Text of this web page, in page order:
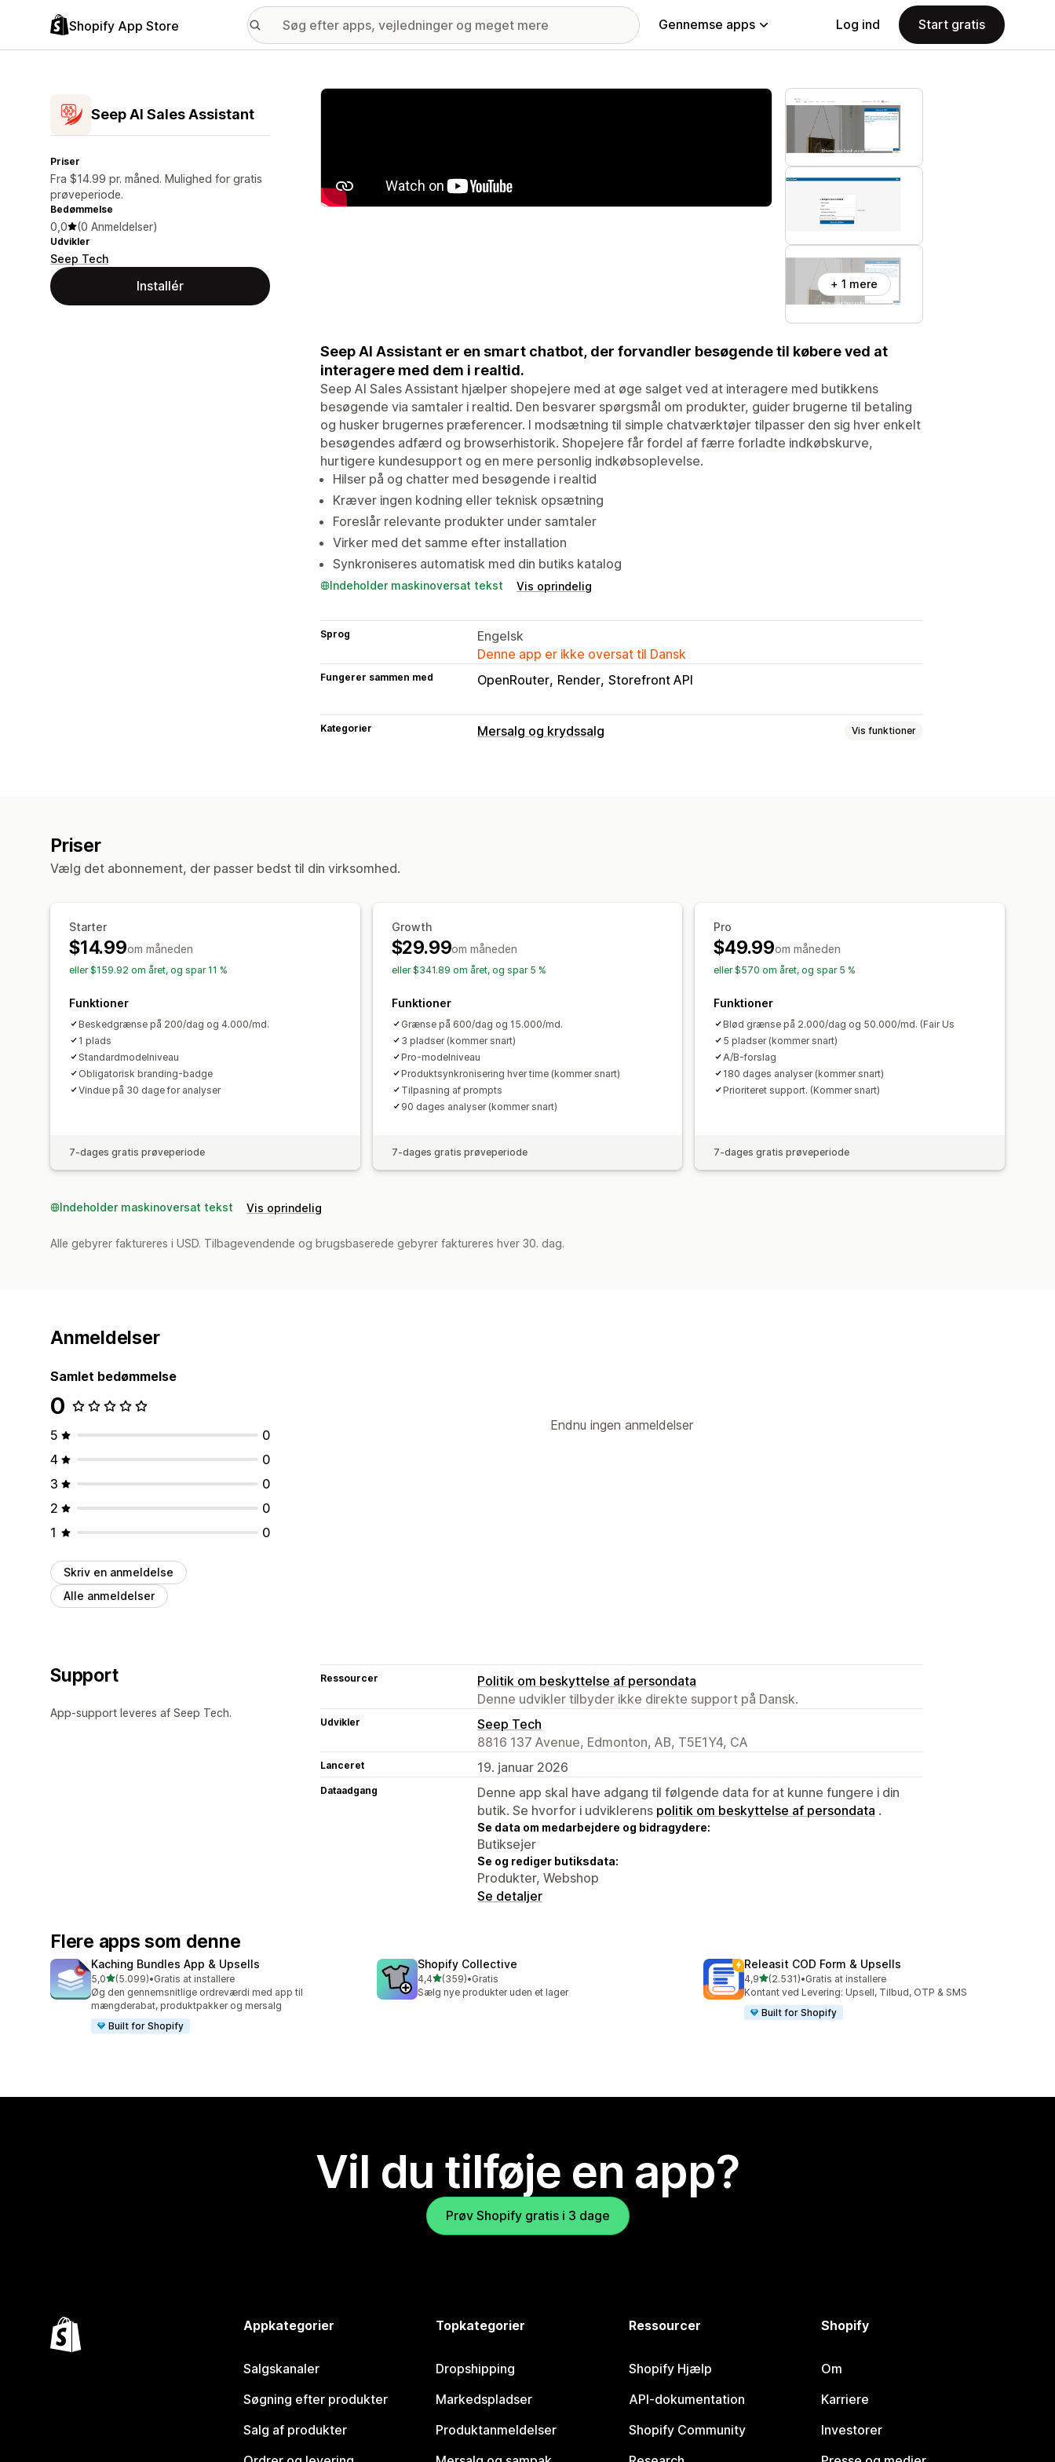
Shopify App Store Gennemse apps Log ind Start gratis
Seep AI Sales Assistant
Priser
Fra $14.99 pr. måned. Mulighed for gratis
prøveperiode.
Bedømmelse
0,0 (0 Anmeldelser)
Udvikler
Seep Tech
Installér
Galleri med udvalgte billeder
+ 1 mere
Seep AI Assistant er en smart chatbot, der forvandler besøgende til købere ved at
interagere med dem i realtid.
Seep AI Sales Assistant hjælper shopejere med at øge salget ved at interagere med butikkens
besøgende via samtaler i realtid. Den besvarer spørgsmål om produkter, guider brugerne til betaling
og husker brugernes præferencer. I modsætning til simple chatværktøjer tilpasser den sig hver enkelt
besøgendes adfærd og browserhistorik. Shopejere får fordel af færre forladte indkøbskurve,
hurtigere kundesupport og en mere personlig indkøbsoplevelse.
Hilser på og chatter med besøgende i realtid
Kræver ingen kodning eller teknisk opsætning
Foreslår relevante produkter under samtaler
Virker med det samme efter installation
Synkroniseres automatisk med din butiks katalog
Indeholder maskinoversat tekst Vis oprindelig
Sprog
Engelsk
Denne app er ikke oversat til Dansk
Fungerer sammen med OpenRouter Render Storefront API
Kategorier Mersalg og krydssalg Vis funktioner
Priser
Vælg det abonnement, der passer bedst til din virksomhed.
Starter
$14.99om måneden
eller $159.92 om året, og spar 11 %
Funktioner
Beskedgrænse på 200/dag og 4.000/md.
1 plads
Standardmodelniveau
Obligatorisk branding-badge
Vindue på 30 dage for analyser
7-dages gratis prøveperiode
Growth
$29.99om måneden
eller $341.89 om året, og spar 5 %
Funktioner
Grænse på 600/dag og 15.000/md.
3 pladser (kommer snart)
Pro-modelniveau
Produktsynkronisering hver time (kommer snart)
Tilpasning af prompts
90 dages analyser (kommer snart)
7-dages gratis prøveperiode
Pro
$49.99om måneden
eller $570 om året, og spar 5 %
Funktioner
Blød grænse på 2.000/dag og 50.000/md. (Fair Us
5 pladser (kommer snart)
A/B-forslag
180 dages analyser (kommer snart)
Prioriteret support. (Kommer snart)
7-dages gratis prøveperiode
Indeholder maskinoversat tekst Vis oprindelig
Alle gebyrer faktureres i USD. Tilbagevendende og brugsbaserede gebyrer faktureres hver 30. dag.
Anmeldelser
Samlet bedømmelse
0
5
0
4
0
3
0
2
0
1
0
Skriv en anmeldelse
Alle anmeldelser
Endnu ingen anmeldelser
Support
App-support leveres af Seep Tech.
Ressourcer
Politik om beskyttelse af persondata
Denne udvikler tilbyder ikke direkte support på Dansk.
Udvikler
Seep Tech
8816 137 Avenue, Edmonton, AB, T5E1Y4, CA
Lanceret 19. januar 2026
Dataadgang
Denne app skal have adgang til følgende data for at kunne fungere i din
butik. Se hvorfor i udviklerens politik om beskyttelse af persondata .
Se data om medarbejdere og bidragydere:
Butiksejer
Se og rediger butiksdata:
Produkter, Webshop
Se detaljer
Flere apps som denne
Kaching Bundles App & Upsells
5,0ud af 5 stjerner
(5.099)
5099 anmeldelser i alt
•Gratis at installere
Øg den gennemsnitlige ordreværdi med app til
mængderabat, produktpakker og mersalg
Built for Shopify
Shopify Collective
4,4ud af 5 stjerner
(359)
359 anmeldelser i alt
•Gratis
Sælg nye produkter uden et lager
Releasit COD Form & Upsells
4,9ud af 5 stjerner
(2.531)
2531 anmeldelser i alt
•Gratis at installere
Kontant ved Levering: Upsell, Tilbud, OTP & SMS
Built for Shopify
Vil du tilføje en app?
Prøv Shopify gratis i 3 dage
Appkategorier
Salgskanaler
Søgning efter produkter
Salg af produkter
Topkategorier
Dropshipping
Markedspladser
Produktanmeldelser
Ressourcer
Shopify Hjælp
API-dokumentation
Shopify Community
Shopify
Om
Karriere
Investorer